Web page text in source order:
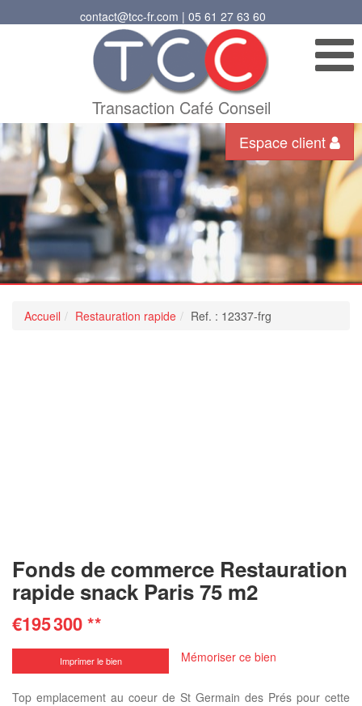
contact@tcc-fr.com | 05 61 27 63 60
Transaction Café Conseil
Espace client
Accueil Restauration rapide Ref. : 12337-frg
Fonds de commerce Restauration
rapide snack Paris 75 m2
€195 300**
Imprimer le bien Mémoriser ce bien
Top emplacement au coeur de St Germain des Prés pour cette